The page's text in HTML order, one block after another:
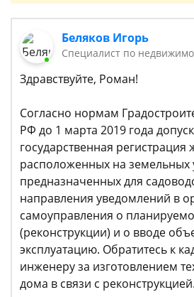
Беляков Игорь
Специалист по
Здравствуйте, Роман!
Согласно нормам
РФ до 1 марта 2019 года
государственная
расположенных на земельных
предназначенных для
направления уведомлений в
самоуправления о
(реконструкции) и о вводе
эксплуатацию. Обратитесь к
инженеру за изготовлением
дома в связи с